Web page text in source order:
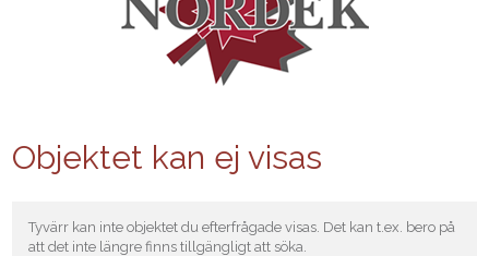
Objektet kan ej visas
Tyvärr kan inte objektet du efterfrågade visas. Det kan t.ex. bero på
att det inte längre finns tillgängligt att söka.